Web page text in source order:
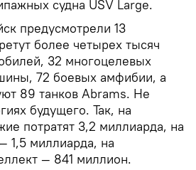
судна USV Large.
предусмотрели 13
более четырех тысяч
32 многоцелевых
72 боевых амфибии, а
89 танков Abrams. Не
будущего. Так, на
потратят 3,2 миллиарда, на
1,5 миллиарда, на
— 841 миллион.